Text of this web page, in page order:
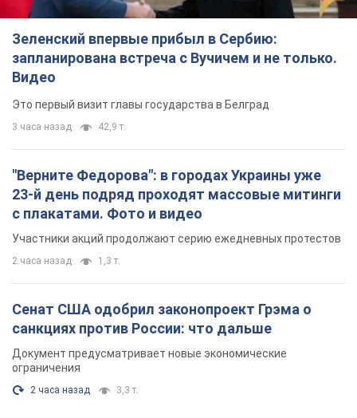
Участники акций продолжают серию ежедневных протестов
2 часа назад 1,3 т.
Сенат США одобрил законопроект Грэма о
санкциях против России: что дальше
Документ предусматривает новые экономические